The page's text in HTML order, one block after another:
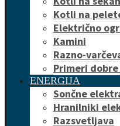
Kotli na
Električno
Kamini
Razno-
Primeri
ENERGIJA
Sončne
Hranilniki
Razsvetljava